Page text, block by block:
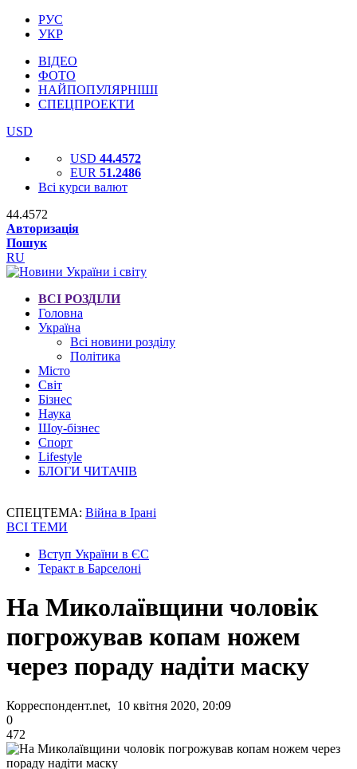
РУС
УКР
ВІДЕО
ФОТО
НАЙПОПУЛЯРНІШІ
СПЕЦПРОЕКТИ
USD
USD 44.4572
EUR 51.2486
Всі курси валют
44.4572
Авторизація
Пошук
RU
ВСІ РОЗДІЛИ
Головна
Україна
Всі новини розділу
Політика
Місто
Світ
Бізнес
Наука
Шоу-бізнес
Спорт
Lifestyle
БЛОГИ ЧИТАЧІВ
СПЕЦТЕМА: Війна в Ірані
ВСІ ТЕМИ
Вступ України в ЄС
Теракт в Барселоні
На Миколаївщини чоловік
погрожував копам ножем
через пораду надіти маску
Корреспондент.net, 10 квітня 2020, 20:09
0
472